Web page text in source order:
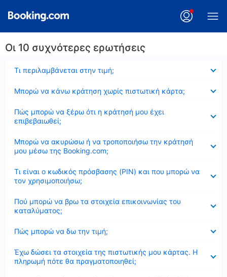
Οι 10 συχνότερες ερωτήσεις
Τι περιλαμβάνεται στην τιμή;
Μπορώ να κάνω κράτηση χωρίς πιστωτική κάρτα;
Πώς μπορώ να ξέρω ότι η κράτησή μου έχει
επιβεβαιωθεί;
Μπορώ να ακυρώσω ή να τροποποιήσω την κράτησή
μου μέσω της Booking.com;
Τι είναι ο κωδικός πρόσβασης (PIN) και που μπορώ να
τον χρησιμοποιήσω;
Πού μπορώ να βρω τα στοιχεία επικοινωνίας του
καταλύματος;
Πώς μπορώ να δω την τιμή;
Έχω δώσει τα στοιχεία της πιστωτικής μου κάρτας. Η
πληρωμή πότε θα πραγματοποιηθεί;